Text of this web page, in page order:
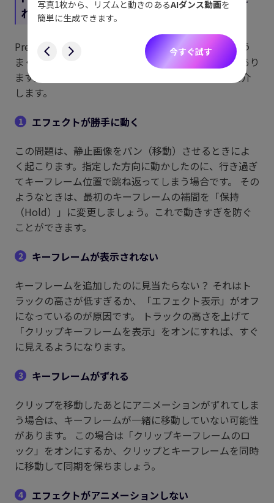
れないときの対処法
Premiere Proのキーフレームは便利な機能ですが、う
まく表示されない・動作しないといったトラブルもあり
ます。 ここでは、よくある問題とその解決方法を紹介
します。
1
エフェクトが勝手に動く
この問題は、静止画像をパン（移動）させるときによ
く起こります。指定した方向に動かしたのに、行き過ぎ
てキーフレーム位置で跳ね返ってしまう場合です。 その
ようなときは、最初のキーフレームの補間を「保持
（Hold）」に変更しましょう。これで動きすぎを防ぐ
ことができます。
2
キーフレームが表示されない
キーフレームを追加したのに見当たらない？ それはト
ラックの高さが低すぎるか、「エフェクト表示」がオフ
になっているのが原因です。 トラックの高さを上げて
「クリップキーフレームを表示」をオンにすれば、すぐ
に見えるようになります。
3
キーフレームがずれる
クリップを移動したあとにアニメーションがずれてしま
う場合は、キーフレームが一緒に移動していない可能性
があります。 この場合は「クリップキーフレームのロ
ック」をオンにするか、クリップとキーフレームを同時
に移動して同期を保ちましょう。
4
エフェクトがアニメーションしない
写真1枚から、リズムと動きのあるAIダンス動画を
簡単に生成できます。
今すぐ試す
ョッ